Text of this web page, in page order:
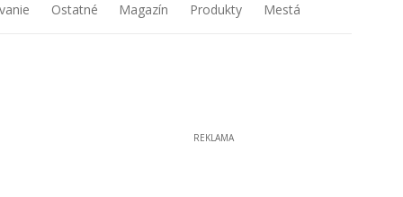
Ostatné Magazín Produkty Mestá
REKLAMA